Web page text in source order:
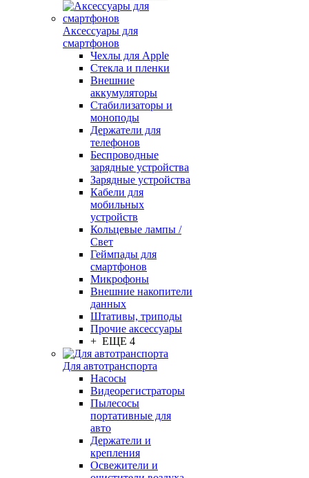
Аксессуары для
смартфонов
Чехлы для Apple
Стекла и пленки
Внешние
аккумуляторы
Стабилизаторы и
моноподы
Держатели для
телефонов
Беспроводные
зарядные устройства
Зарядные устройства
Кабели для
мобильных
устройств
Кольцевые лампы /
Свет
Геймпады для
смартфонов
Микрофоны
Внешние накопители
данных
Штативы, триподы
Прочие аксессуары
+ ЕЩЕ 4
Для автотранспорта
Насосы
Видеорегистраторы
Пылесосы
портативные для
авто
Держатели и
крепления
Освежители и